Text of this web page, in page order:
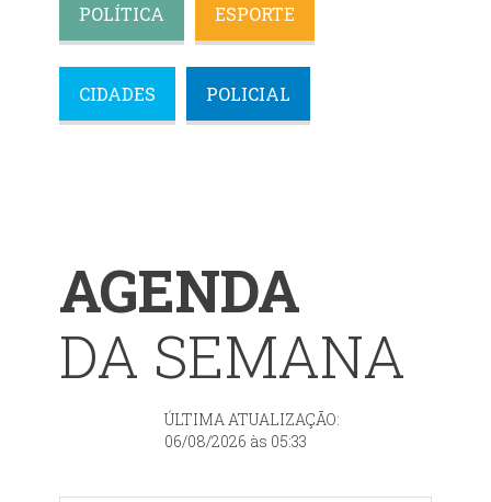
CIDADES POLICIAL
POLÍTICA ESPORTE
AGENDA
DA SEMANA
ÚLTIMA ATUALIZAÇÃO:
06/08/2026 às 05:33